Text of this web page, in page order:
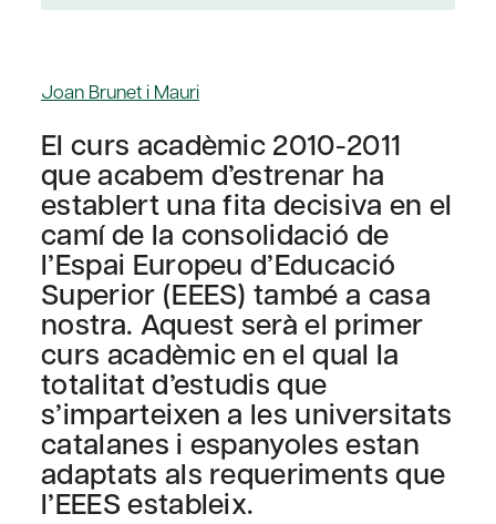
Joan Brunet i Mauri
El curs acadèmic 2010-2011
que acabem d’estrenar ha
establert una fita decisiva en el
camí de la consolidació de
l’Espai Europeu d’Educació
Superior (EEES) també a casa
nostra. Aquest serà el primer
curs acadèmic en el qual la
totalitat d’estudis que
s’imparteixen a les universitats
catalanes i espanyoles estan
adaptats als requeriments que
l’EEES estableix.